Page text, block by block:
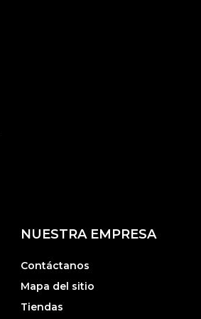
NUESTRA EMPRESA
Contáctanos
Mapa del sitio
Tiendas